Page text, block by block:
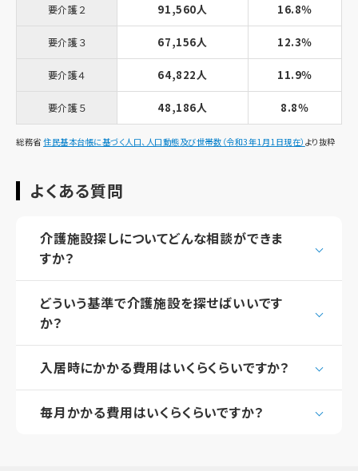
要介護２ 91,560人 16.8％
要介護３ 67,156人 12.3％
要介護４ 64,822人 11.9％
要介護５ 48,186人 8.8％
総務省住民基本台帳に基づく人口、人口動態及び世帯数（令和3年1月1日現在） より抜粋
よくある質問
介護施設探しについてどんな相談ができま
すか？
どういう基準で介護施設を探せばいいです
か？
入居時にかかる費用はいくらくらいですか？
毎月かかる費用はいくらくらいですか？